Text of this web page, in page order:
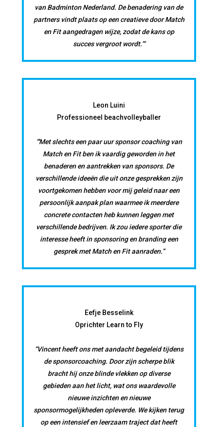
van Badminton Nederland. De benadering van de
partners vindt plaats op een creatieve door Match
en Fit aangedragen wijze, zodat de kans op
succes vergroot wordt.’“
Leon Luini
Professioneel beachvolleyballer
“'Met slechts een paar uur sponsor coaching van
Match en Fit ben ik vaardig geworden in het
benaderen en aantrekken van sponsors. De
verschillende ideeën die uit onze gesprekken zijn
voortgekomen hebben voor mij geleid naar een
persoonlijk aanpak plan waarmee ik meerdere
concrete contacten heb kunnen leggen met
verschillende bedrijven. Ik zou iedere sporter die
interesse heeft in sponsoring en branding een
gesprek met Match en Fit aanraden.“
Eefje Besselink
Oprichter Learn to Fly
“Vincent heeft ons met aandacht begeleid tijdens
de sponsorcoaching. Door zijn scherpe blik
bracht hij onze blinde vlekken op diverse
gebieden aan het licht, wat ons waardevolle
nieuwe inzichten en nieuwe
sponsormogelijkheden opleverde. We kijken terug
op een intensief en leerzaam traject dat heeft